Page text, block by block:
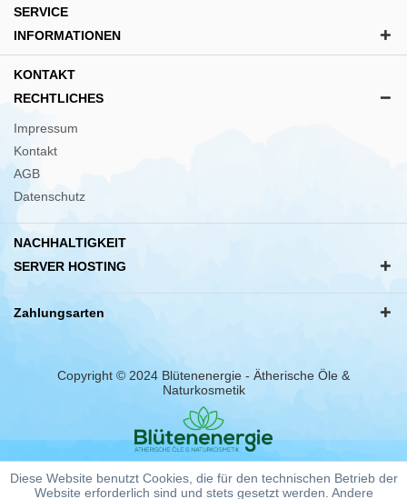
SERVICE
INFORMATIONEN
KONTAKT
RECHTLICHES
Impressum
Kontakt
AGB
Datenschutz
NACHHALTIGKEIT
SERVER HOSTING
Zahlungsarten
Copyright © 2024 Blütenenergie - Ätherische Öle &
Naturkosmetik
Diese Website benutzt Cookies, die für den technischen Betrieb der
Website erforderlich sind und stets gesetzt werden. Andere